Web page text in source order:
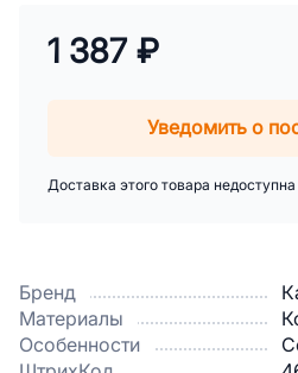
Бренд
Материалы
Особенности
1 387 ₽
Уведомить о
Доставка этого товара недоступна